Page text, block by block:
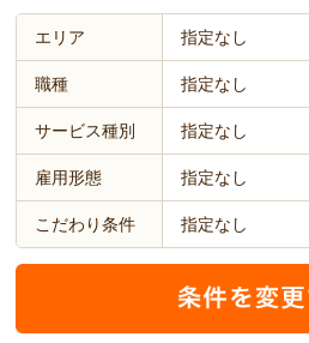
エリア 指定なし
職種 指定なし
サービス種別 指定なし
雇用形態 指定なし
こだわり条件 指定なし